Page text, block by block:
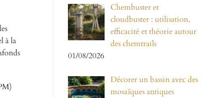
à la
Chembuster et
cloudbuster : utilisation,
efficacité et théorie autour
des chemtrails
01/08/2026
Décorer un bassin avec des
mosaïques antiques